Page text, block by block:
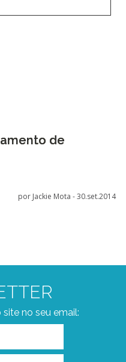
de
por Jackie Mota -30.set.2014
no seu email: